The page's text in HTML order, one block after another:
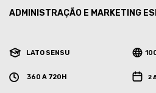
ADMINISTRAÇÃO E MARKETING
LATO SENSU
360 A 720H 2